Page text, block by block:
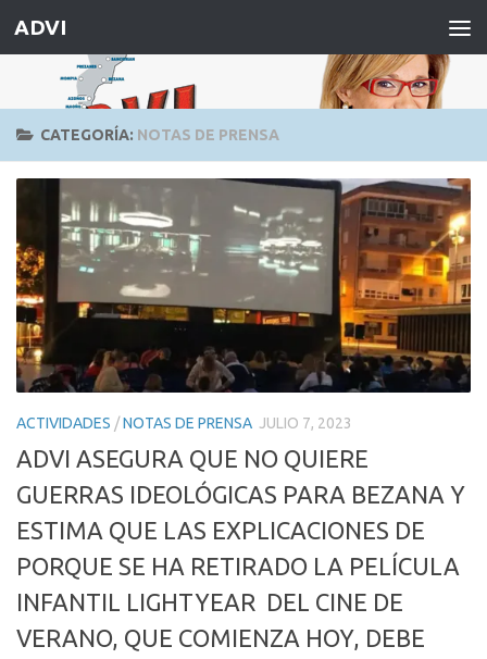
Saltar al contenido
ADVI
CATEGORÍA: NOTAS DE PRENSA
ACTIVIDADES /NOTAS DE PRENSA JULIO 7, 2023
ADVI ASEGURA QUE NO QUIERE
GUERRAS IDEOLÓGICAS PARA BEZANA Y
ESTIMA QUE LAS EXPLICACIONES DE
PORQUE SE HA RETIRADO LA PELÍCULA
INFANTIL LIGHTYEAR DEL CINE DE
VERANO, QUE COMIENZA HOY, DEBE